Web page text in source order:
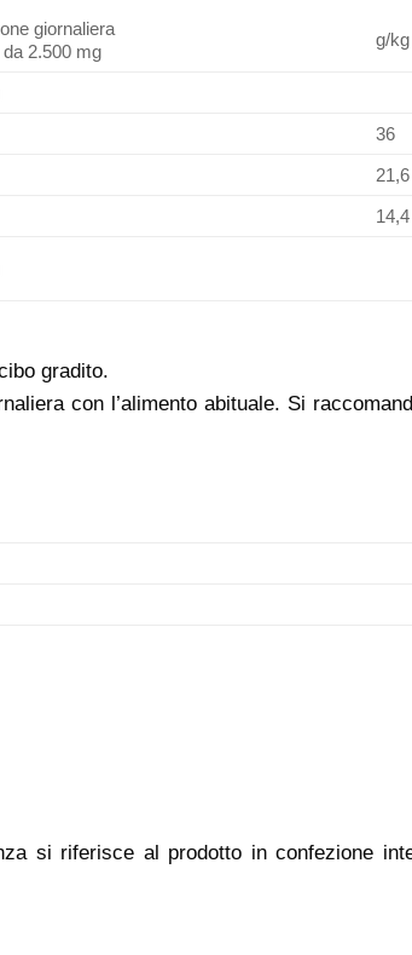
giornaliera
2.500 mg
g/kg
36
21,6
14,4
gradito.
con l’alimento abituale. Si
si riferisce al prodotto in confezione